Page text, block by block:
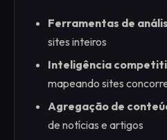
Ferramentas de
sites inteiros
Inteligência
mapeando sites
Agregação de
de notícias e artigos